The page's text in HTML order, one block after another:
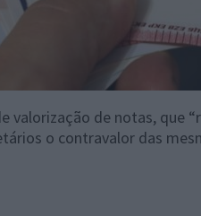
valorização de notas, que
o contravalor das